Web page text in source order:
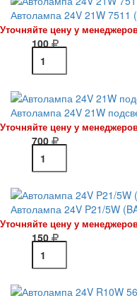
Автолампа 24V 21W 7511
Уточняйте цену у
100
Автолампа 24V 21W
Уточняйте цену у
700
Автолампа 24V P21/5W
Уточняйте цену у
150